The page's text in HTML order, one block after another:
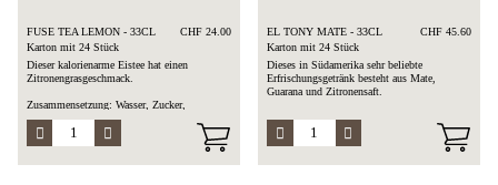
FUSE TEA LEMON - 33CL
CHF 24.00
Karton mit 24 Stück
Dieser kalorienarme Eistee hat einen
Zitronengrasgeschmack.
Zusammensetzung: Wasser, Zucker,
Fruchtzucker, Säuerungsmittel, Tee-Extrakt,
Zitronensaft aus Konzentrat, natürliche
Aromen, Zitronengras-Extrakt, Süßstoff
EL TONY MATE - 33CL
CHF 45.60
Karton mit 24 Stück
Dieses in Südamerika sehr beliebte
Erfrischungsgetränk besteht aus Mate,
Guarana und Zitronensaft.
Zusammensetzung: Mate-Aufguss,
Rohrzucker, Zitronensaft, Guarana-Extrakt.